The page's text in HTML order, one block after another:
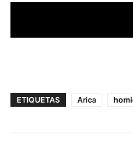
ETIQUETAS Arica